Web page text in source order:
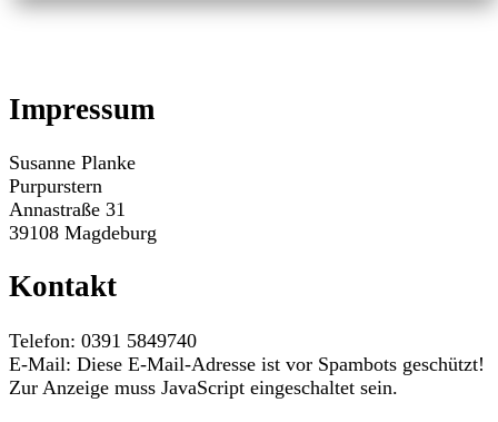
Impressum
Susanne Planke
Purpurstern
Annastraße 31
39108 Magdeburg
Kontakt
Telefon: 0391 5849740
E-Mail: Diese E-Mail-Adresse ist vor Spambots geschützt!
Zur Anzeige muss JavaScript eingeschaltet sein.